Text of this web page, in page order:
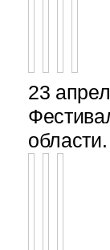
23
области.